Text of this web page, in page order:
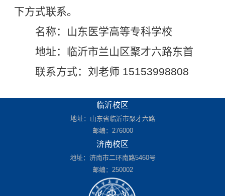
下方式联系。
名称：山东医学高等专科学校
地址：临沂市兰山区聚才六路东首
联系方式：刘老师 15153998808
临沂校区
地址：山东省临沂市聚才六路
邮编：276000
济南校区
地址：济南市二环南路5460号
邮编：250002